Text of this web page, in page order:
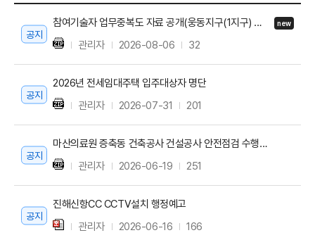
공지
참여기술자 업무중복도 자료 공개(웅동지구(1지구) 개발사업 잔여 기반시설 공사 시공단계 감독권한대행 등 건설사업관리용역) new
관리자 2026-08-06 32
공지
2026년 전세임대주택 입주대상자 명단
관리자
2026-07-31 201
공지
마산의료원 증축동 건축공사 건설공사 안전점검 수행기관 지정공고 정정공고 알림
관리자
2026-06-19 251
공지
진해신항CC CCTV설치 행정예고
관리자
2026-06-16 166